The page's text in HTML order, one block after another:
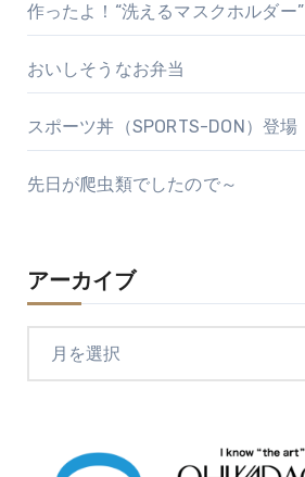
作ったよ！“洗えるマスクホルダー”
おいしそうなお弁当
スポーツ丼（SPORTS-DON）登場
先日が爬虫類でしたので～
アーカイブ